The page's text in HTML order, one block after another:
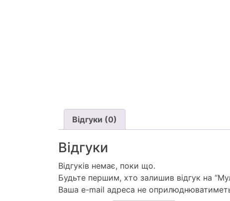
Відгуки (0)
Відгуки
Відгуків немає, поки що.
Будьте першим, хто залишив відгук на
Ваша e-mail адреса не